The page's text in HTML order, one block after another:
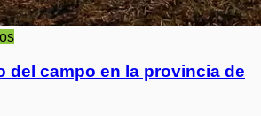
del campo en la provincia de